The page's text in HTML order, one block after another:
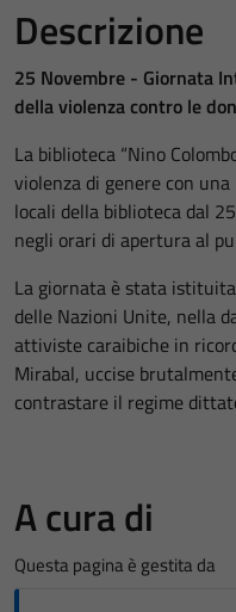
Descrizione
25 Novembre - Giornata
della violenza contro le
La biblioteca “Nino
violenza di genere con
locali della biblioteca dal
negli orari di apertura al
La giornata è stata
delle Nazioni Unite, nella
attiviste caraibiche in
Mirabal, uccise
contrastare il regime
A cura di
Questa pagina è gestita da